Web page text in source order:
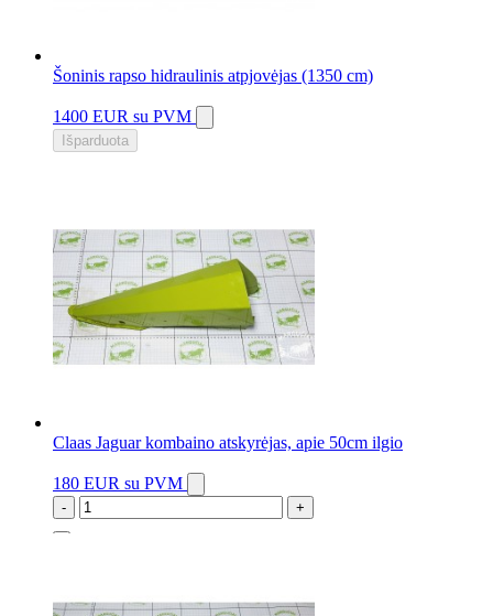
Šoninis rapso hidraulinis atpjovėjas (1350 cm)
1400 EUR su PVM
Išparduota
Claas Jaguar kombaino atskyrėjas, apie 50cm ilgio
180 EUR su PVM
- +